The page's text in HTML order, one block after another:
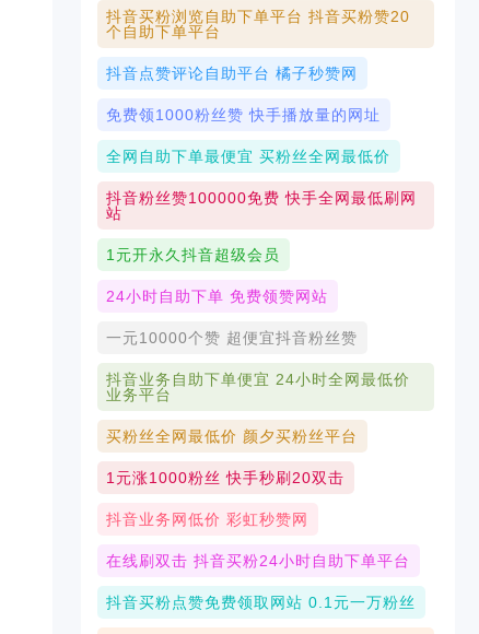
抖音买粉浏览自助下单平台 抖音买粉赞20
个自助下单平台
抖音点赞评论自助平台 橘子秒赞网
免费领1000粉丝赞 快手播放量的网址
全网自助下单最便宜 买粉丝全网最低价
抖音粉丝赞100000免费 快手全网最低刷网
站
1元开永久抖音超级会员
24小时自助下单 免费领赞网站
一元10000个赞 超便宜抖音粉丝赞
抖音业务自助下单便宜 24小时全网最低价
业务平台
买粉丝全网最低价 颜夕买粉丝平台
1元涨1000粉丝 快手秒刷20双击
抖音业务网低价 彩虹秒赞网
在线刷双击 抖音买粉24小时自助下单平台
抖音买粉点赞免费领取网站 0.1元一万粉丝